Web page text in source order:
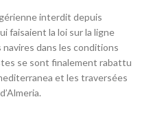
interdit depuis
faisaient la loi sur la ligne
dans les conditions
se sont finalement rabattu
et les traversées